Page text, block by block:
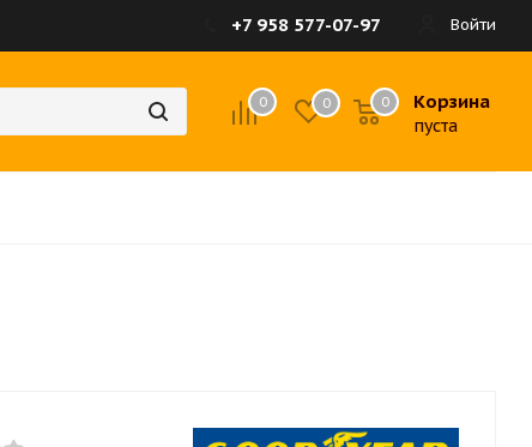
Войти
+7 958 577-07-97
0 0 Корзина
пуста
0